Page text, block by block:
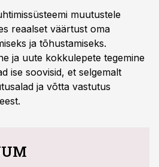
muutustele
reaalset väärtust oma
ja tõhustamiseks.
ja uute kokkulepete tegemine
ise soovisid, et selgemalt
ja võtta vastutus